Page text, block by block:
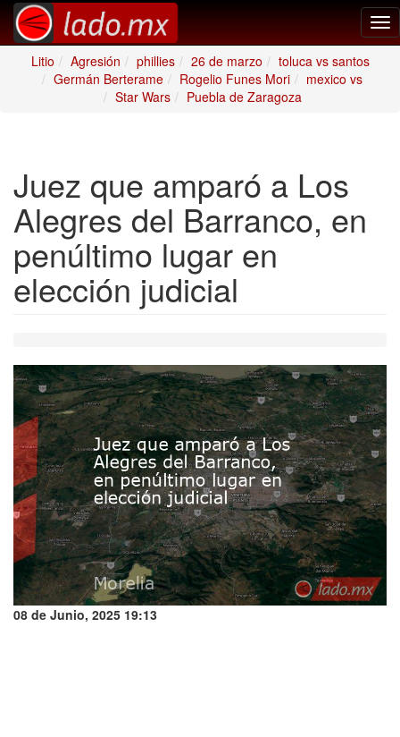
Litio
Agresión phillies 26 de marzo
toluca vs santos
Germán Berterame
Rogelio Funes Mori
mexico vs
Star Wars
Puebla de Zaragoza
Juez que amparó a Los
Alegres del Barranco, en
penúltimo lugar en
elección judicial
08 de Junio, 2025 19:13